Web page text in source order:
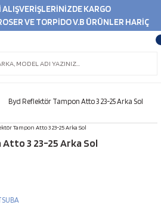
KARGO
VE TORPİDO V.B ÜRÜNLER HARİÇ
Byd Reflektör Tampon Atto 3 23-25 Arka Sol
3 23-25 Arka Sol